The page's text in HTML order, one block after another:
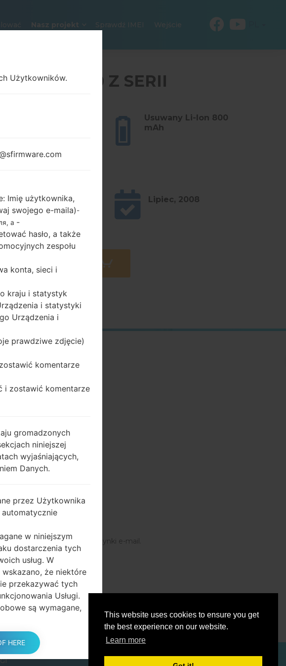
This website uses cookies to ensure you get
the best experience on our website.
Learn more
Nasz projekt Sprawdź IMEI Wejście
SGH-B320 Z SERII
Usuwany Li-Ion 800
mAh
NA Lipiec, 2008
B320
aktualizacje do swojej skrzynki e-mail.
Podpisać się
Użytkowników.
Imię użytkownika,
swojego e-maila)-
а -
hasło, a także
zespołu
konta, sieci i
kraju i statystyk
i statystyki
Urządzenia i
prawdziwe zdjęcie)
komentarze
i zostawić komentarze
gromadzonych
niniejszej
wyjaśniających,
Danych.
przez Użytkownika
w niniejszym
dostarczenia tych
usług. W
że niektóre
przekazywać tych
Usługi.
są wymagane,
środków
osób trzecich,
Usług
HERE